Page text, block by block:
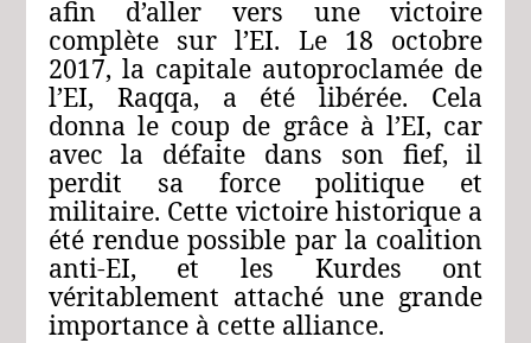
afin d’aller vers une victoire
complète sur l’EI. Le 18 octobre
2017, la capitale autoproclamée de
l’EI, Raqqa, a été libérée. Cela
donna le coup de grâce à l’EI, car
avec la défaite dans son fief, il
perdit sa force politique et
militaire. Cette victoire historique a
été rendue possible par la coalition
anti-EI, et les Kurdes ont
véritablement attaché une grande
importance à cette alliance.